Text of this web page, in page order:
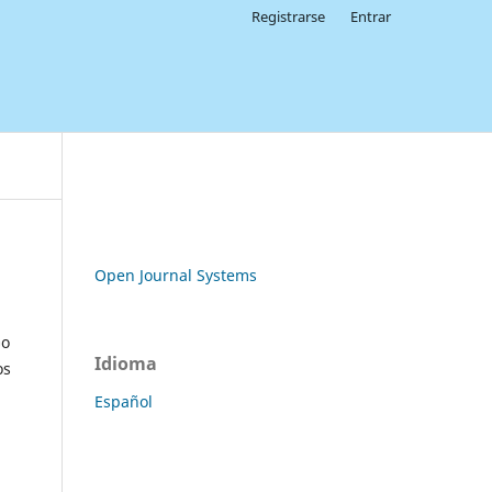
Registrarse Entrar
Open Journal Systems
Idioma
Español